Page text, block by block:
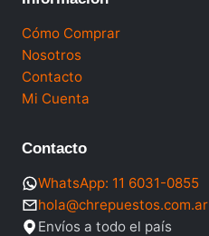
Cómo Comprar
Nosotros
Contacto
Mi Cuenta
Contacto
WhatsApp: 11 6031-0855
hola@chrepuestos.com.ar
Envíos a todo el país